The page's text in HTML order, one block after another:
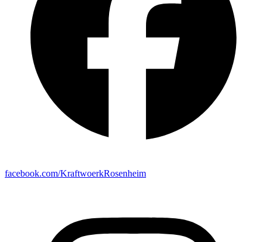
facebook.com/KraftwoerkRosenheim